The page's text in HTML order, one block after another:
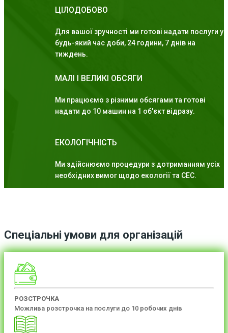
ЦІЛОДОБОВО
Для вашої зручності ми готові надати послуги у
будь-який час доби, 24 години, 7 днів на
тиждень.
МАЛІ І ВЕЛИКІ ОБСЯГИ
Ми працюємо з різними обсягами та готові
надати до 10 машин на 1 об'єкт відразу.
ЕКОЛОГІЧНІСТЬ
Ми здійснюємо процедури з дотриманням усіх
необхідних вимог щодо екології та СЕС.
Спеціальні умови для організацій
РОЗСТРОЧКА
Можлива розстрочка на послуги до 10 робочих днів